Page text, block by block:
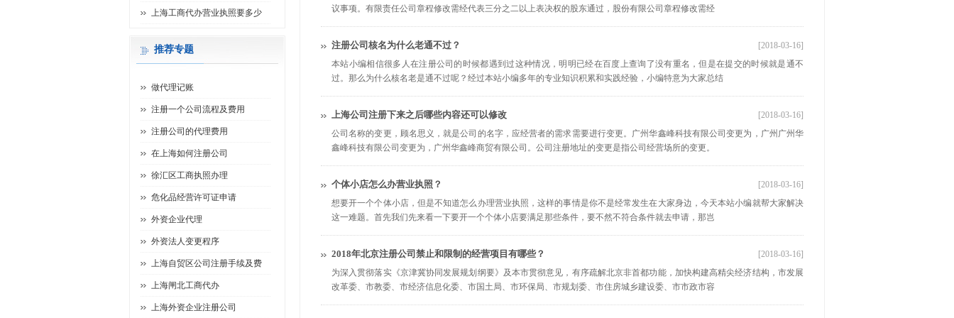
议事项。有限责任公司章程修改需经代表三分之二以上表决权的股东通过，股份有限公司章程修改需经
注册公司核名为什么老通不过？
[2018-03-16]
本站小编相信很多人在注册公司的时候都遇到过这种情况，明明已经在百度上查询了没有重名，但是在提交的时候就是通不
过。那么为什么核名老是通不过呢？经过本站小编多年的专业知识积累和实践经验，小编特意为大家总结
上海公司注册下来之后哪些内容还可以修改
[2018-03-16]
公司名称的变更，顾名思义，就是公司的名字，应经营者的需求需要进行变更。广州华鑫峰科技有限公司变更为，广州广州华
鑫峰科技有限公司变更为，广州华鑫峰商贸有限公司。公司注册地址的变更是指公司经营场所的变更。
个体小店怎么办营业执照？
[2018-03-16]
想要开一个个体小店，但是不知道怎么办理营业执照，这样的事情是你不是经常发生在大家身边，今天本站小编就帮大家解决
这一难题。首先我们先来看一下要开一个个体小店要满足那些条件，要不然不符合条件就去申请，那岂
2018年北京注册公司禁止和限制的经营项目有哪些？
[2018-03-16]
为深入贯彻落实《京津冀协同发展规划纲要》及本市贯彻意见，有序疏解北京非首都功能，加快构建高精尖经济结构，市发展
改革委、市教委、市经济信息化委、市国土局、市环保局、市规划委、市住房城乡建设委、市市政市容
上海工商代办营业执照要多少
推荐专题
做代理记账
注册一个公司流程及费用
注册公司的代理费用
在上海如何注册公司
徐汇区工商执照办理
危化品经营许可证申请
外资企业代理
外资法人变更程序
上海自贸区公司注册手续及费
上海闸北工商代办
上海外资企业注册公司